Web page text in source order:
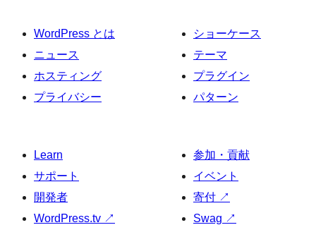
WordPress とは
ニュース
ホスティング
プライバシー
ショーケース
テーマ
プラグイン
パターン
Learn
サポート
開発者
WordPress.tv ↗
参加・貢献
イベント
寄付 ↗
Swag ↗